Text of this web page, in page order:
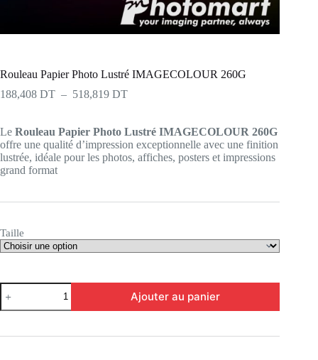
Rouleau Papier Photo Lustré IMAGECOLOUR 260G
188,408 DT – 518,819 DTPlage
188,408 DT
à
518,819 DT
Le Rouleau Papier Photo Lustré IMAGECOLOUR 260G
offre une qualité d’impression exceptionnelle avec une finition
lustrée, idéale pour les photos, affiches, posters et impressions
grand format
Taille
quantité
de
Rouleau
Photo
Ajouter au panier